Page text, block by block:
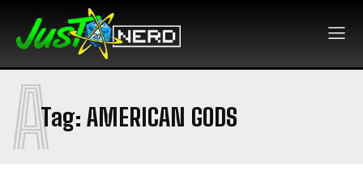
Tag: AMERICAN GODS
A